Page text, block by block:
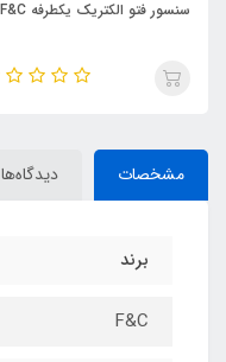
سنسور فتو الکتریک یکطرفه F&C
مشخصات دیدگاه‌ها
برند
F&C